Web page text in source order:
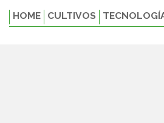
HOME CULTIVOS